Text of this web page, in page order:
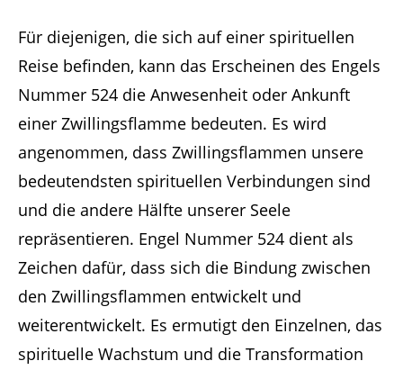
Für diejenigen, die sich auf einer spirituellen
Reise befinden, kann das Erscheinen des Engels
Nummer 524 die Anwesenheit oder Ankunft
einer Zwillingsflamme bedeuten. Es wird
angenommen, dass Zwillingsflammen unsere
bedeutendsten spirituellen Verbindungen sind
und die andere Hälfte unserer Seele
repräsentieren. Engel Nummer 524 dient als
Zeichen dafür, dass sich die Bindung zwischen
den Zwillingsflammen entwickelt und
weiterentwickelt. Es ermutigt den Einzelnen, das
spirituelle Wachstum und die Transformation